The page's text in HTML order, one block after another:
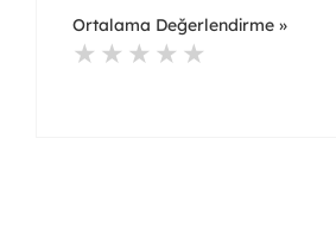
Ortalama Değerlendirme »